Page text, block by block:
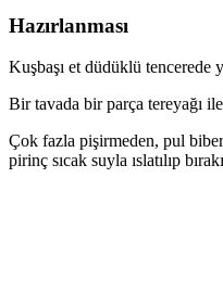
Hazırlanması
Kuşbaşı et düdüklü tencerede
Bir tavada bir parça tereyağı
Çok fazla pişirmeden, pul
pirinç sıcak suyla ıslatılıp